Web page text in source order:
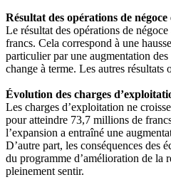
Résultat des opérations de
Le résultat des opérations de
francs. Cela correspond à une
particulier par une augmentation
change à terme. Les autres résultats
Évolution des charges
Les charges d’exploitation ne
pour atteindre 73,7 millions de
l’expansion a entraîné une
D’autre part, les conséquences des
du programme d’amélioration de la
pleinement sentir.